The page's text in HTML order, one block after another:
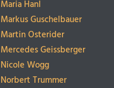
Maria Hanl
Markus Guschelbauer
Martin Osterider
Mercedes Geissberger
Nicole Wogg
Norbert Trummer